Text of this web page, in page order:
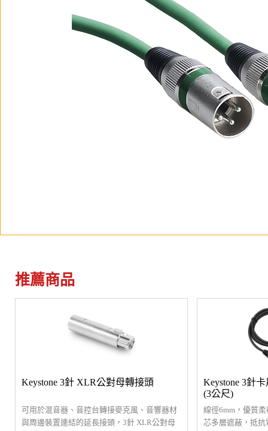
推薦商品
Keystone 3針 XLR公對母轉接頭
可用於混音器、音控台轉接麥克風、音響器材
與周邊裝置連結的延長接頭，3針 XLR公對母
Keystone 3針
(3公尺)
線徑6mm，優質
芯多層遮蔽，抵